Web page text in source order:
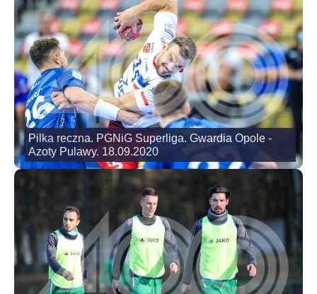
Pilka reczna. PGNiG Superliga. Gwardia Opole -
Azoty Pulawy. 18.09.2020